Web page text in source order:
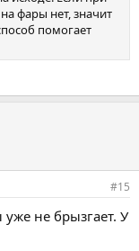
фары нет, значит
помогает
#15
не брызгает. У